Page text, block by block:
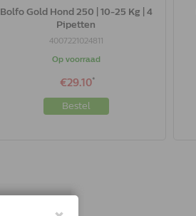
Bolfo Gold Hond 250 | 10-25 Kg | 4
Pipetten
4007221024811
Op voorraad
€29.10*
Bestel